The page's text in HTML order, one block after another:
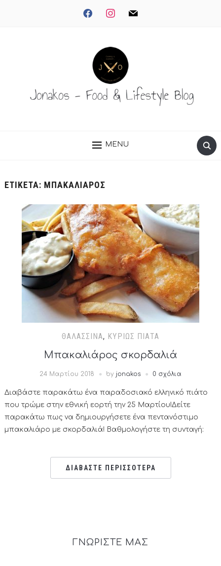
facebookinstagrammail
MENU
ΕΤΙΚΈΤΑ: ΜΠΑΚΑΛΙΆΡΟΣ
ΘΑΛΑΣΣΙΝΆ, ΚΥΡΊΩΣ ΠΙΆΤΑ
Μπακαλιάρος σκορδαλιά
24 Μαρτίου 2018 by jonakos 0 σχόλια
Διαβάστε παρακάτω ένα παραδοσιακό ελληνικό πιάτο
που τρώμε στην εθνική εορτή την 25 Μαρτίου!Δείτε
παρακάτω πως να δημιουργήσετε ένα πεντανόστιμο
μπακαλιάρο με σκορδαλιά! Βαθμολογήστε τη συνταγή:
ΔΙΑΒΑΣΤΕ ΠΕΡΙΣΣΟΤΕΡΑ
ΓΝΩΡΙΣΤΕ ΜΑΣ